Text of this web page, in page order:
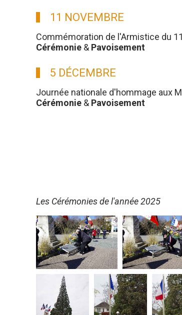
11 NOVEMBRE
Commémoration de l'Armistice du
Cérémonie & Pavoisement
5 DÉCEMBRE
Journée nationale d'hommage aux
Cérémonie & Pavoisement
Les Cérémonies de l'année 2025